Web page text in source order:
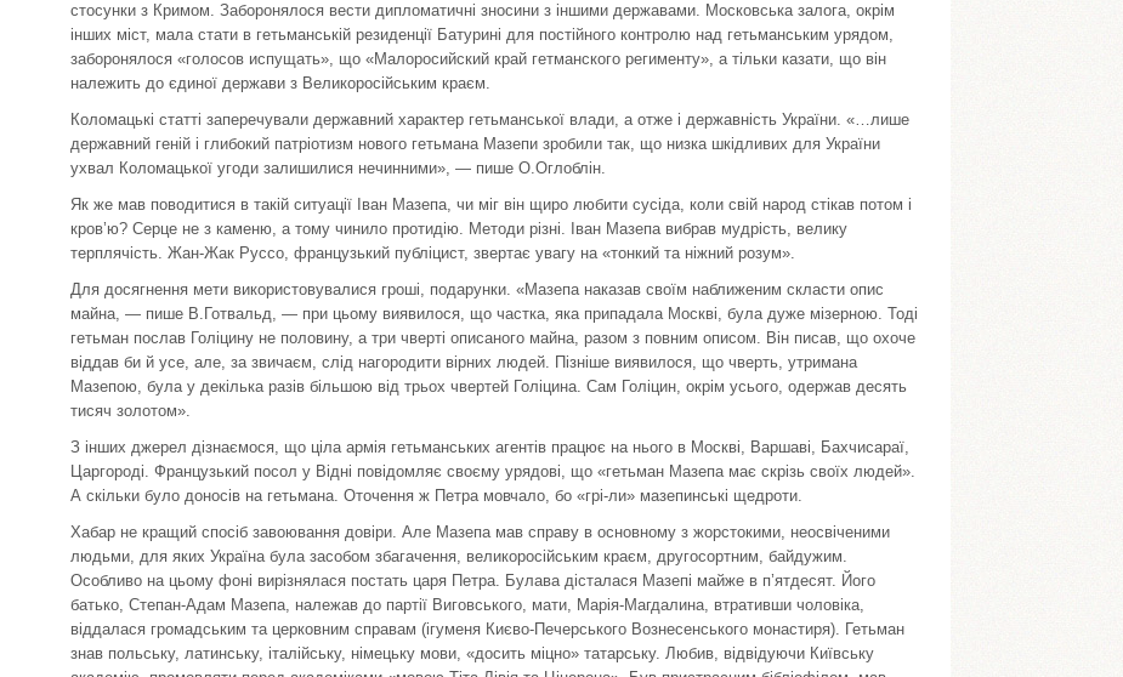
стосунки з Кримом. Заборонялося вести дипломатичні зносини з іншими державами. Московська залога, окрім
інших міст, мала стати в гетьманській резиденції Батурині для постійного контролю над гетьманським урядом,
заборонялося «голосов испущать», що «Малоросийский край гетманского регименту», а тільки казати, що він
належить до єдиної держави з Великоросійським краєм.
Коломацькі статті заперечували державний характер гетьманської влади, а отже і державність України. «…лише
державний геній і глибокий патріотизм нового гетьмана Мазепи зробили так, що низка шкідливих для України
ухвал Коломацької угоди залишилися нечинними», — пише О.Оглоблін.
Як же мав поводитися в такій ситуації Іван Мазепа, чи міг він щиро любити сусіда, коли свій народ стікав потом і
кров’ю? Серце не з каменю, а тому чинило протидію. Методи різні. Іван Мазепа вибрав мудрість, велику
терплячість. Жан-Жак Руссо, французький публіцист, звертає увагу на «тонкий та ніжний розум».
Для досягнення мети використовувалися гроші, подарунки. «Мазепа наказав своїм наближеним скласти опис
майна, — пише В.Готвальд, — при цьому виявилося, що частка, яка припадала Москві, була дуже мізерною. Тоді
гетьман послав Голіцину не половину, а три чверті описаного майна, разом з повним описом. Він писав, що охоче
віддав би й усе, але, за звичаєм, слід нагородити вірних людей. Пізніше виявилося, що чверть, утримана
Мазепою, була у декілька разів більшою від трьох чвертей Голіцина. Сам Голіцин, окрім усього, одержав десять
тисяч золотом».
З інших джерел дізнаємося, що ціла армія гетьманських агентів працює на нього в Москві, Варшаві, Бахчисараї,
Царгороді. Французький посол у Відні повідомляє своєму урядові, що «гетьман Мазепа має скрізь своїх людей».
А скільки було доносів на гетьмана. Оточення ж Петра мовчало, бо «грі-ли» мазепинські щедроти.
Хабар не кращий спосіб завоювання довіри. Але Мазепа мав справу в основному з жорстокими, неосвіченими
людьми, для яких Україна була засобом збагачення, великоросійським краєм, другосортним, байдужим.
Особливо на цьому фоні вирізнялася постать царя Петра. Булава дісталася Мазепі майже в п’ятдесят. Його
батько, Степан-Адам Мазепа, належав до партії Виговського, мати, Марія-Магдалина, втративши чоловіка,
віддалася громадським та церковним справам (ігуменя Києво-Печерського Вознесенського монастиря). Гетьман
знав польську, латинську, італійську, німецьку мови, «досить міцно» татарську. Любив, відвідуючи Київську